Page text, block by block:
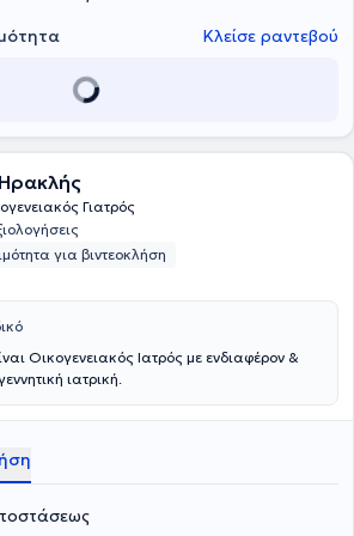
Κλείσε ραντεβού
Γιατρός
για βιντεοκλήση
Οικογενειακός Ιατρός με ενδιαφέρον &
ιατρική.